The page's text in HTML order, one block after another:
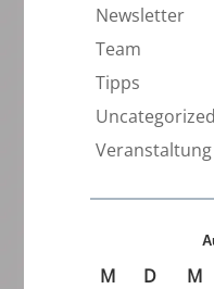
Newsletter
Team
Tipps
Uncategorized
Veranstaltung
M D M